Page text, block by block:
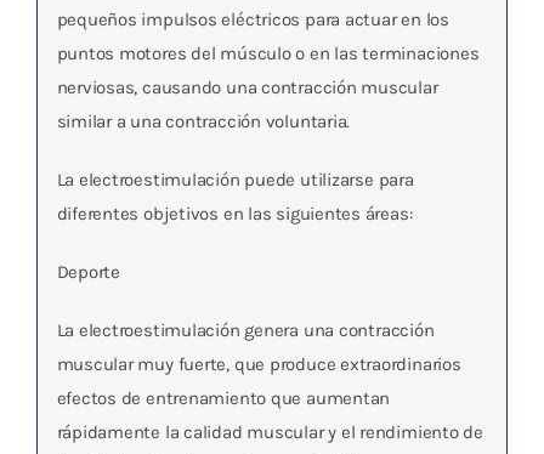
pequeños impulsos eléctricos para actuar en los
puntos motores del músculo o en las terminaciones
nerviosas, causando una contracción muscular
similar a una contracción voluntaria.
La electroestimulación puede utilizarse para
diferentes objetivos en las siguientes áreas:
Deporte
La electroestimulación genera una contracción
muscular muy fuerte, que produce extraordinarios
efectos de entrenamiento que aumentan
rápidamente la calidad muscular y el rendimiento de